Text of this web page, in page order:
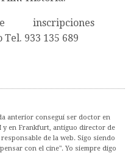
inscripciones
933 135 689
anterior conseguí ser doctor en
y en Frankfurt, antiguo director de
de la web. Sigo siendo
con el cine". Yo siempre digo